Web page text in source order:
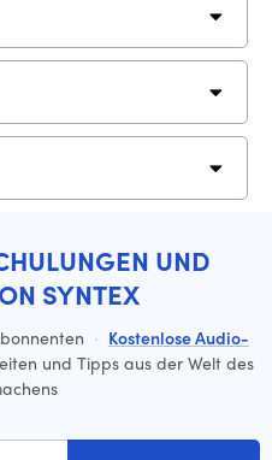
UND
SYNTEX
· Kostenlose Audio-
und Tipps aus der Welt des